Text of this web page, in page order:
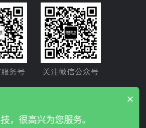
务号 关注微信公众号
All rights reserved. 树根互联
×
，很高兴为您服务。